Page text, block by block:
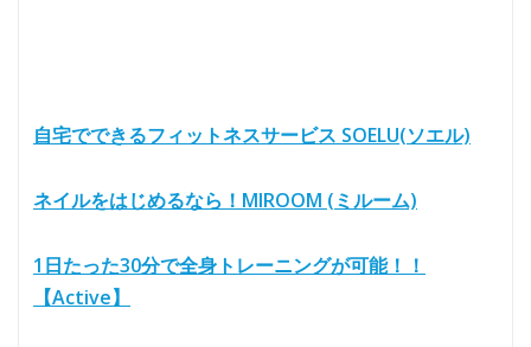
自宅でできるフィットネスサービス SOELU(ソエル)
ネイルをはじめるなら！MIROOM (ミルーム)
1日たった30分で全身トレーニングが可能！！
【Active】